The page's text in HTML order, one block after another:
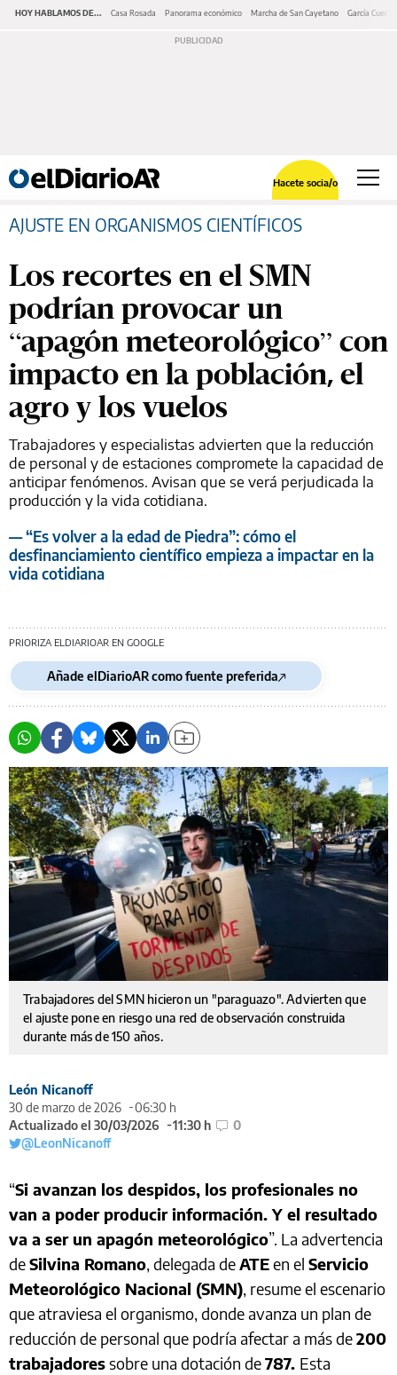
HOY HABLAMOS DE... Casa Rosada Panorama económico Marcha de San Cayetano García Cuerva
Hacete socia/o
AJUSTE EN ORGANISMOS CIENTÍFICOS
Los recortes en el SMN
podrían provocar un
“apagón meteorológico” con
impacto en la población, el
agro y los vuelos
Trabajadores y especialistas advierten que la reducción
de personal y de estaciones compromete la capacidad de
anticipar fenómenos. Avisan que se verá perjudicada la
producción y la vida cotidiana.
— “Es volver a la edad de Piedra”: cómo el
desfinanciamiento científico empieza a impactar en la
vida cotidiana
PRIORIZA ELDIARIOAR EN GOOGLE
Añade elDiarioAR como fuente preferida
Trabajadores del SMN hicieron un "paraguazo". Advierten que
el ajuste pone en riesgo una red de observación construida
durante más de 150 años.
León Nicanoff
30 de marzo de 2026
06:30 h
Actualizado el 30/03/2026
11:30 h
0
@LeonNicanoff
“Si avanzan los despidos, los profesionales no
van a poder producir información. Y el resultado
va a ser un apagón meteorológico”. La advertencia
deSilvina Romano, delegada deATEen el Servicio
Meteorológico Nacional (SMN), resume el escenario
que atraviesa el organismo, donde avanza un plan de
reducción de personal que podría afectar a más de200
trabajadoressobre una dotación de787. Esta